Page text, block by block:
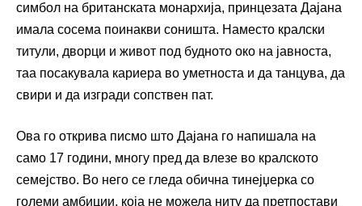
симбол на британската монархија, принцезата Дајана
имала сосема поинакви соништа. Наместо кралски
титули, дворци и живот под будното око на јавноста,
таа посакувала кариера во уметноста и да танцува, да
свири и да изгради сопствен пат.
Ова го открива писмо што Дајана го напишала на
само 17 години, многу пред да влезе во кралското
семејство. Во него се гледа обична тинејџерка со
големи амбиции, која не можела ниту да претпостави